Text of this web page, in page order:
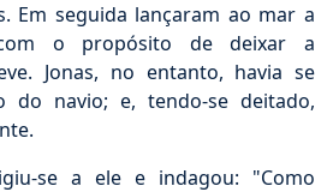
Em seguida lançaram ao mar a
o propósito de deixar a
Jonas, no entanto, havia se
do navio; e, tendo-se deitado,
se a ele e indagou: "Como